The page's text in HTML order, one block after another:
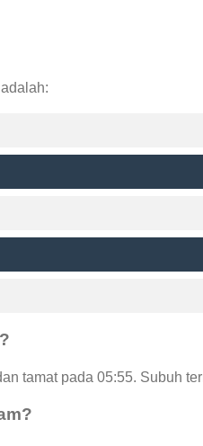
tamat pada 05:55. Subuh